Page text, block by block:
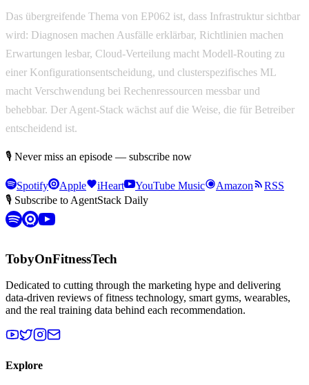
Das übergreifende Thema von EP062 ist, dass Infrastruktur sichtbar
wird: Diagnosen machen Ausfälle erklärbar, Richtlinien machen
Erwartungen lesbar, Cloud-Verteilung macht Modell-Routing zu
einer Konfigurationsentscheidung, und clusterspezifisches ML
macht Verschwendung bei Rechenressourcen messbar und
behebbar. Der Agent-Stack wächst auf die Weise, die für Betreiber
entscheidend ist.
🎙 Never miss an episode — subscribe now
Spotify Apple iHeart YouTube Music Amazon
RSS
🎙 Subscribe to AgentStack Daily
TobyOnFitnessTech
Dedicated to cutting through the marketing hype and delivering
data-driven reviews of fitness technology, smart gyms, wearables,
and the real training data behind each recommendation.
Explore